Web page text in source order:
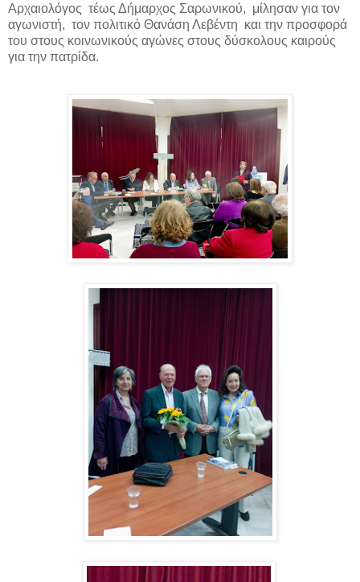
Αρχαιολόγος τέως Δήμαρχος Σαρωνικού, μίλησαν για τον
αγωνιστή, τον πολιτικό Θανάση Λεβέντη και την προσφορά
του στους κοινωνικούς αγώνες στους δύσκολους καιρούς
για την πατρίδα.